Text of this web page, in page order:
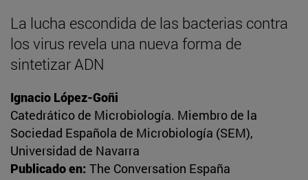
La lucha escondida de las bacterias contra
los virus revela una nueva forma de
sintetizar ADN
Ignacio López-Goñi
Catedrático de Microbiología. Miembro de la
Sociedad Española de Microbiología (SEM),
Universidad de Navarra
Publicado en: The Conversation España